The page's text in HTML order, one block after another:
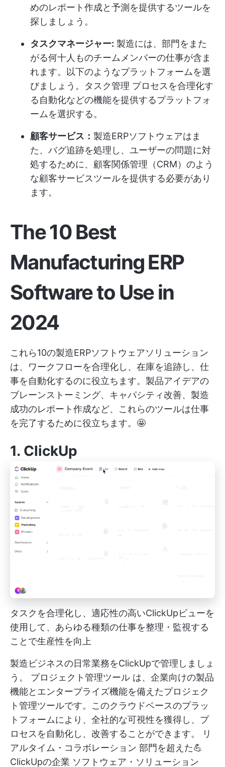
めのレポート作成と予測を提供するツールを
探しましょう。
タスクマネージャー: 製造には、部門をまた
がる何十人ものチームメンバーの仕事が含ま
れます。以下のようなプラットフォームを選
びましょう。 タスク管理 プロセスを合理化す
る自動化などの機能を提供するプラットフォ
ームを選択する。
顧客サービス： 製造ERPソフトウェアはま
た、バグ追跡を処理し、ユーザーの問題に対
処するために、顧客関係管理（CRM）のよう
な顧客サービスツールを提供する必要があり
ます。
The 10Best
Manufacturing ERP
Softwareto Use in
2024
これら10の製造ERPソフトウェアソリューション
は、ワークフローを合理化し、在庫を追跡し、仕
事を自動化するのに役立ちます。製品アイデアの
ブレーンストーミング、キャパシティ改善、製造
成功のレポート作成など、これらのツールは仕事
を完了するために役立ちます。🤩
1. ClickUp
タスクを合理化し、適応性の高いClickUpビューを
使用して、あらゆる種類の仕事を整理・監視する
ことで生産性を向上
製造ビジネスの日常業務をClickUpで管理しましょ
う。 プロジェクト管理ツール は、企業向けの製品
機能とエンタープライズ機能を備えたプロジェク
ト管理ツールです。このクラウドベースのプラッ
トフォームにより、全社的な可視性を獲得し、プ
ロセスを自動化し、改善することができます。
リ
アルタイム・コラボレーション 部門を超えた💪
ClickUpの企業 ソフトウェア・ソリューション